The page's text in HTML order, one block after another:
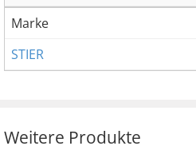
Marke
STIER
Weitere Produkte